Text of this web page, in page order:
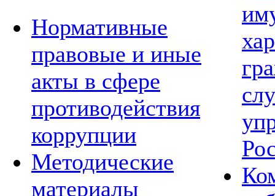
Нормативные
правовые и иные
акты в сфере
противодействия
коррупции
Методические
материалы